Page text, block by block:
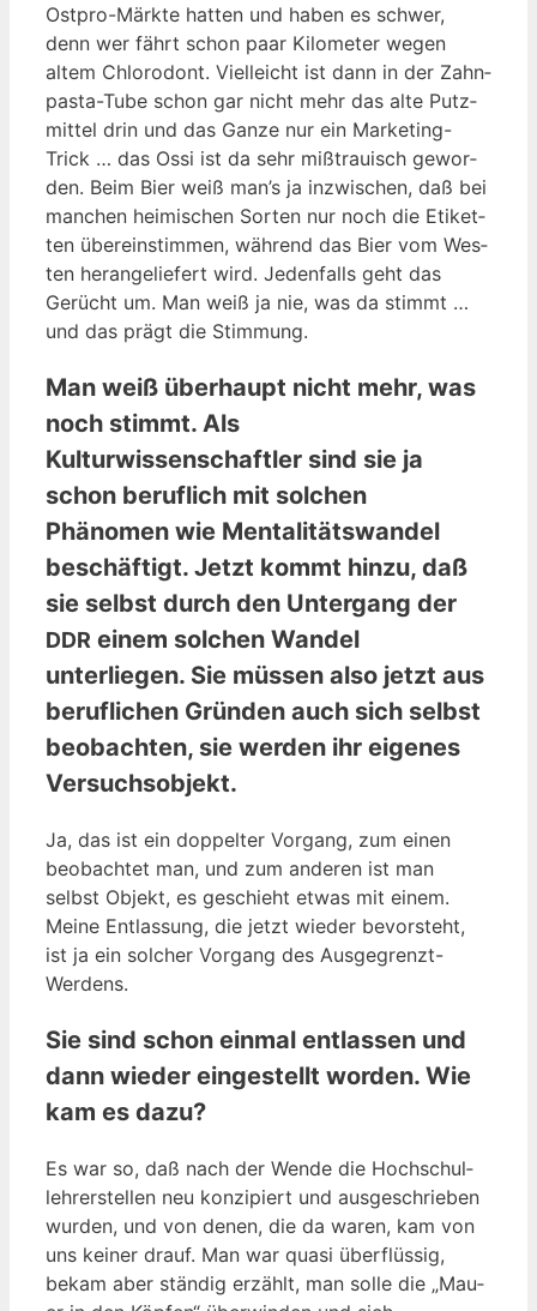
Ost­pro-Märk­te hat­ten und haben es schwer,
denn wer fährt schon paar Kilo­me­ter wegen
altem Chlo­r­odont. Viel­leicht ist dann in der Zahn­
pas­ta-Tube schon gar nicht mehr das alte Putz­
mit­tel drin und das Gan­ze nur ein Mar­ke­ting-
Trick … das Ossi ist da sehr miß­trau­isch gewor­
den. Beim Bier weiß man’s ja inzwi­schen, daß bei
man­chen hei­mi­schen Sor­ten nur noch die Eti­ket­
ten über­ein­stim­men, wäh­rend das Bier vom Wes­
ten her­an­ge­lie­fert wird. Jeden­falls geht das
Gerücht um. Man weiß ja nie, was da stimmt …
und das prägt die Stimmung.
Man weiß überhaupt nicht mehr, was
noch stimmt. Als
Kulturwissenschaftler sind sie ja
schon beruflich mit solchen
Phänomen wie Mentalitätswandel
beschäftigt. Jetzt kommt hinzu, daß
sie selbst durch den Untergang der
DDR einem solchen Wandel
unterliegen. Sie müssen also jetzt aus
beruflichen Gründen auch sich selbst
beobachten, sie werden ihr eigenes
Versuchsobjekt.
Ja, das ist ein dop­pel­ter Vor­gang, zum einen
beob­ach­tet man, und zum ande­ren ist man
selbst Objekt, es geschieht etwas mit einem.
Mei­ne Ent­las­sung, die jetzt wie­der bevor­steht,
ist ja ein sol­cher Vor­gang des Ausgegrenzt-
Werdens.
Sie sind schon einmal entlassen und
dann wieder eingestellt worden. Wie
kam es dazu?
Es war so, daß nach der Wen­de die Hoch­schul­
leh­rer­stel­len neu kon­zi­piert und aus­ge­schrie­ben
wur­den, und von denen, die da waren, kam von
uns kei­ner drauf. Man war qua­si über­flüs­sig,
bekam aber stän­dig erzählt, man sol­le die „Mau­